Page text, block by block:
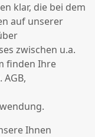
klar, die bei dem
auf unserer
zwischen u.a.
finden Ihre
Ihnen